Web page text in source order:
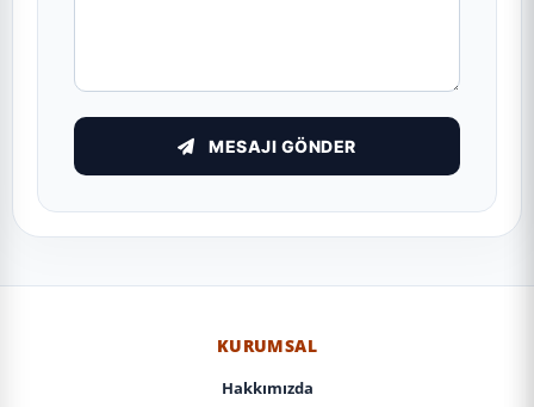
MESAJI GÖNDER
KURUMSAL
Hakkımızda